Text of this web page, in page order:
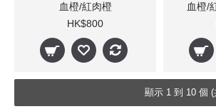
血橙/紅肉橙
HK$800
血橙/
顯示 1 到 10 個